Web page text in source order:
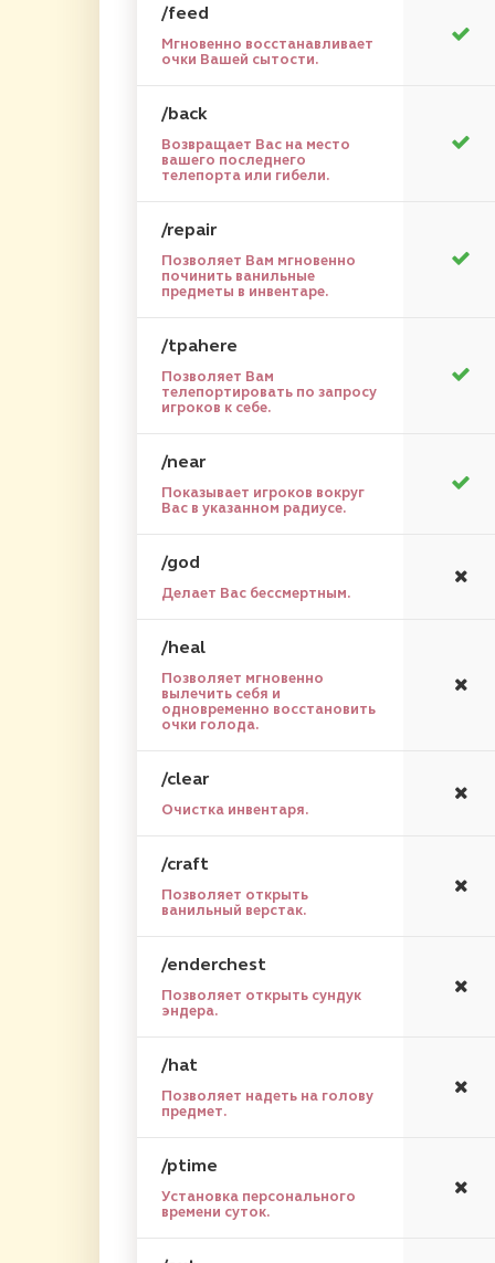
/feed
Мгновенно восстанавливает
очки Вашей сытости.
/back
Возвращает Вас на место
вашего последнего
телепорта или гибели.
/repair
Позволяет Вам мгновенно
починить ванильные
предметы в инвентаре.
/tpahere
Позволяет Вам
телепортировать по запросу
игроков к себе.
/near
Показывает игроков вокруг
Вас в указанном радиусе.
/god
Делает Вас бессмертным.
/heal
Позволяет мгновенно
вылечить себя и
одновременно восстановить
очки голода.
/clear
Очистка инвентаря.
/craft
Позволяет открыть
ванильный верстак.
/enderchest
Позволяет открыть сундук
эндера.
/hat
Позволяет надеть на голову
предмет.
/ptime
Установка персонального
времени суток.